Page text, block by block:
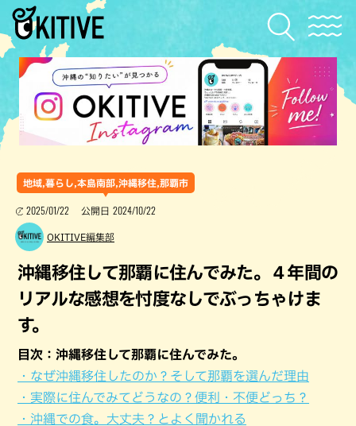
地域,暮らし,本島南部,沖縄移住,那覇市
2025/01/22 公開日 2024/10/22
OKITIVE編集部
沖縄移住して那覇に住んでみた。４年間の
リアルな感想を忖度なしでぶっちゃけま
す。
目次：沖縄移住して那覇に住んでみた。
・なぜ沖縄移住したのか？そして那覇を選んだ理由
・実際に住んでみてどうなの？便利・不便どっち？
・沖縄での食。大丈夫？とよく聞かれる